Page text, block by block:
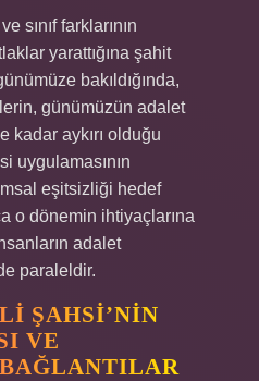
sınıf farklarının
yarattığına şahit
bakıldığında,
günümüzün adalet
kadar aykırı olduğu
uygulamasının
eşitsizliği hedef
o dönemin ihtiyaçlarına
adalet
paraleldir.
ŞAHSI’NIN
VE